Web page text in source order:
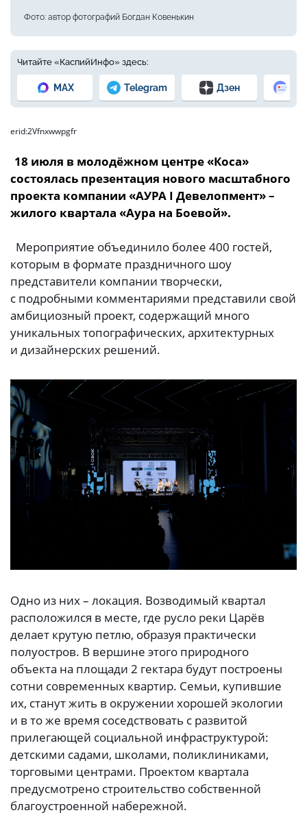
Фото: автор фотографий Богдан Ковенькин
Читайте «КаспийИнфо» здесь:
MAX Telegram Дзен
erid:2Vfnxwwpgfr
18 июля в молодёжном центре «Коса»
состоялась презентация нового масштабного
проекта компании «АУРА I Девелопмент» –
жилого квартала «Аура на Боевой».
Мероприятие объединило более 400 гостей,
которым в формате праздничного шоу
представители компании творчески,
с подробными комментариями представили свой
амбициозный проект, содержащий много
уникальных топографических, архитектурных
и дизайнерских решений.
Одно из них – локация. Возводимый квартал
расположился в месте, где русло реки Царёв
делает крутую петлю, образуя практически
полуостров. В вершине этого природного
объекта на площади 2 гектара будут построены
сотни современных квартир. Семьи, купившие
их, станут жить в окружении хорошей экологии
и в то же время соседствовать с развитой
прилегающей социальной инфраструктурой:
детскими садами, школами, поликлиниками,
торговыми центрами. Проектом квартала
предусмотрено строительство собственной
благоустроенной набережной.